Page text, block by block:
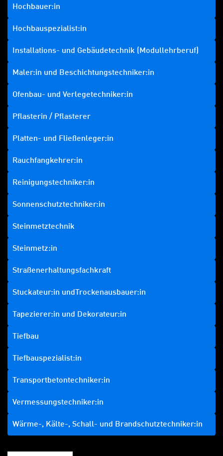
Hochbauer:in
Hochbauspezialist:in
Installations- und Gebäudetechnik (Modullehrberuf)
Maler:in und Beschichtungstechniker:in
Ofenbau- und Verlegetechniker:in
Pflasterin / Pflasterer
Platten- und Fließenleger:in
Rauchfangkehrer:in
Reinigungstechniker:in
Sonnenschutztechniker:in
Steinmetztechnik
Steinmetz:in
Straßenerhaltungsfachkraft
Stuckateur:in undTrockenausbauer:in
Tapezierer:in und Dekorateur:in
Tiefbau
Tiefbauspezialist:in
Transportbetontechniker:in
Vermessungstechniker:in
Wärme-, Kälte-, Schall- und Brandschutztechniker:in